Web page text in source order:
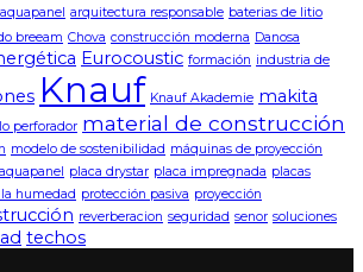
aquapanel arquitectura responsable baterias de litio
breeam Chova construcción moderna Danosa
Eurocoustic formación industria de
Knauf Knauf Akademie makita
perforador material de construcción
modelo de sostenibilidad máquinas de proyección
placa drystar placa impregnada placas
humedad protección pasiva proyección
reverberacion seguridad senor soluciones
techos